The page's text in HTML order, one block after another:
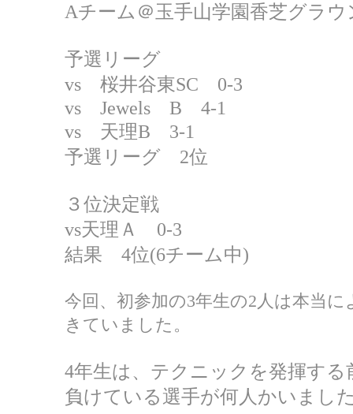
Aチーム＠玉手山学園香芝グラウ
予選リーグ
vs 桜井谷東SC 0-3
vs Jewels B 4-1
vs 天理B 3-1
予選リーグ 2位
３位決定戦
vs天理Ａ 0-3
結果 4位(6チーム中)
今回、初参加の3年生の2人は本当
きていました。
4年生は、テクニックを発揮す
負けている選手が何人かいまし